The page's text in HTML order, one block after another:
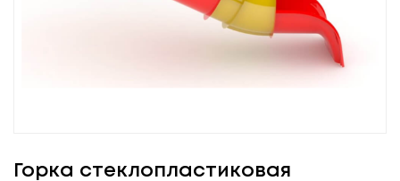
Горка стеклопластиковая